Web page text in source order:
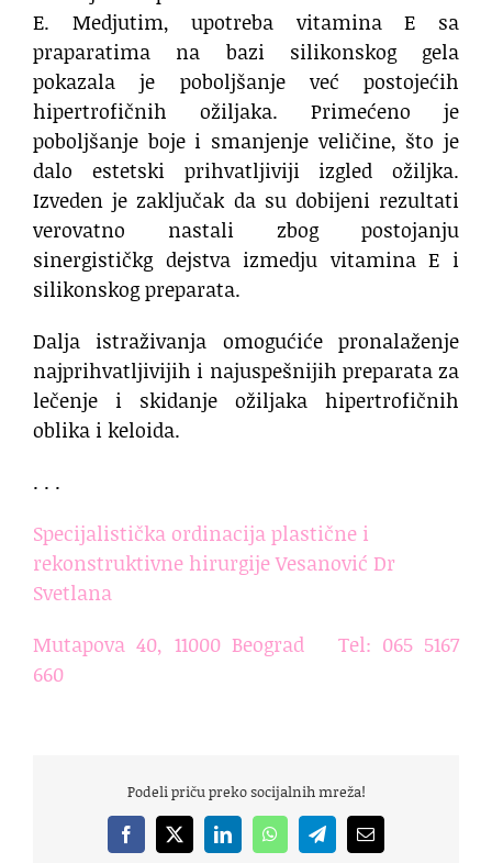
E. Medjutim, upotreba vitamina E sa
praparatima na bazi silikonskog gela
pokazala je poboljšanje već postojećih
hipertrofičnih ožiljaka. Primećeno je
poboljšanje boje i smanjenje veličine, što je
dalo estetski prihvatljiviji izgled ožiljka.
Izveden je zaključak da su dobijeni rezultati
verovatno nastali zbog postojanju
sinergističkg dejstva izmedju vitamina E i
silikonskog preparata.
Dalja istraživanja omogućiće pronalaženje
najprihvatljivijih i najuspešnijih preparata za
lečenje i skidanje ožiljaka hipertrofičnih
oblika i keloida.
. . .
Specijalistička ordinacija plastične i
rekonstruktivne hirurgije Vesanović Dr
Svetlana
Mutapova 40, 11000 Beograd Tel: 065 5167
660
Podeli priču preko socijalnih mreža!
Facebook
X LinkedInWhatsAppTelegramEmail